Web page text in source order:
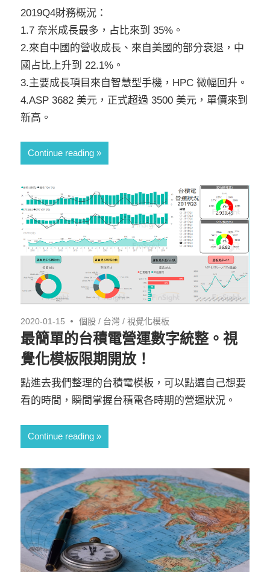
2019Q4財務概況：
1.7 奈米成長最多，占比來到 35%。
2.來自中國的營收成長、來自美國的部分衰退，中
國占比上升到 22.1%。
3.主要成長項目來自智慧型手機，HPC 微幅回升。
4.ASP 3682 美元，正式超過 3500 美元，單價來到
新高。
Continue reading
2020-01-15 個股 / 台灣 /視覺化模板
最簡單的台積電營運數字統整。視
覺化模板限期開放！
點進去我們整理的台積電模板，可以點選自己想要
看的時間，瞬間掌握台積電各時期的營運狀況。
Continue reading